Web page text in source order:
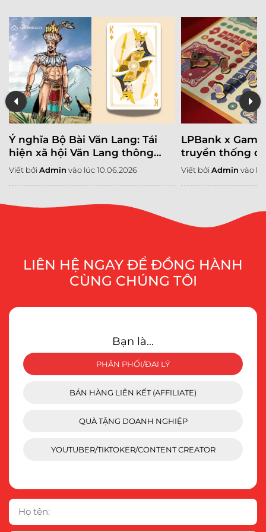
Ý nghĩa Bộ Bài Văn Lang: Tái
hiện xã hội Văn Lang thông
qua từng lá bài
Viết bởi Admin vào lúc 10.06.2026
LPBank x
truyền thống
trải nghiệm
Viết bởi Admin vào
LIÊN HỆ NGAY ĐỂ ĐỒNG HÀNH
CÙNG CHÚNG TÔI
Bạn là...
PHÂN PHỐI/ĐẠI LÝ
BÁN HÀNG LIÊN KẾT (AFFILIATE)
QUÀ TẶNG DOANH NGHIỆP
YOUTUBER/TIKTOKER/CONTENT CREATOR